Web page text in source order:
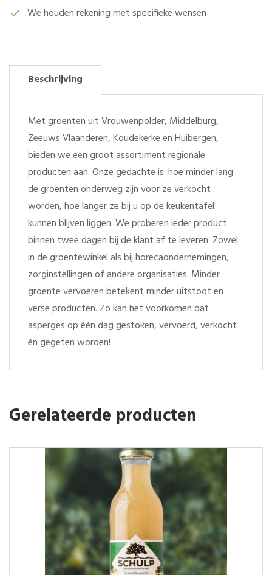
We houden rekening met specifieke wensen
Beschrijving
Met groenten uit Vrouwenpolder, Middelburg,
Zeeuws Vlaanderen, Koudekerke en Huibergen,
bieden we een groot assortiment regionale
producten aan. Onze gedachte is: hoe minder lang
de groenten onderweg zijn voor ze verkocht
worden, hoe langer ze bij u op de keukentafel
kunnen blijven liggen. We proberen ieder product
binnen twee dagen bij de klant af te leveren. Zowel
in de groentewinkel als bij horecaondernemingen,
zorginstellingen of andere organisaties. Minder
groente vervoeren betekent minder uitstoot en
verse producten. Zo kan het voorkomen dat
asperges op één dag gestoken, vervoerd, verkocht
én gegeten worden!
Gerelateerde producten